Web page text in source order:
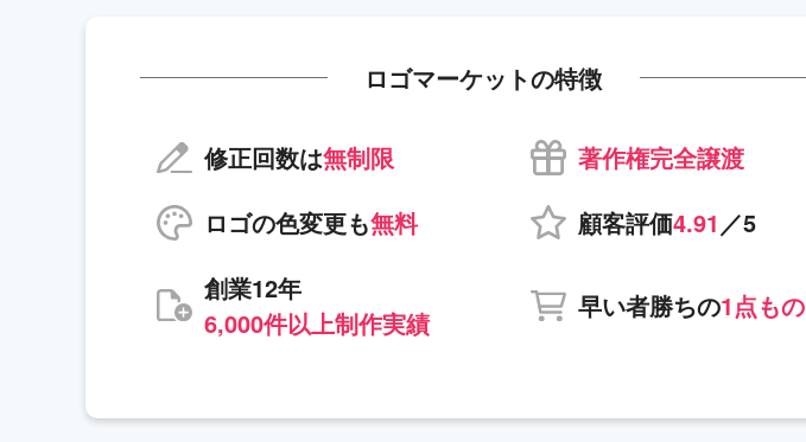
ロゴマーケットの特徴
修正回数は無制限
著作権完全譲渡
ロゴの色変更も無料 顧客評価4.91 ／5
創業12年
6,000件以上制作実績
早い者勝ちの1点もの